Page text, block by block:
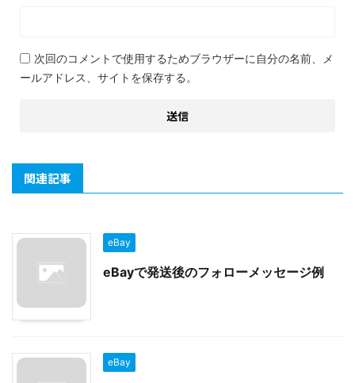
次回のコメントで使用するためブラウザーに自分の名前、メ
ールアドレス、サイトを保存する。
関連記事
eBay
eBayで発送後のフォローメッセージ例
eBay